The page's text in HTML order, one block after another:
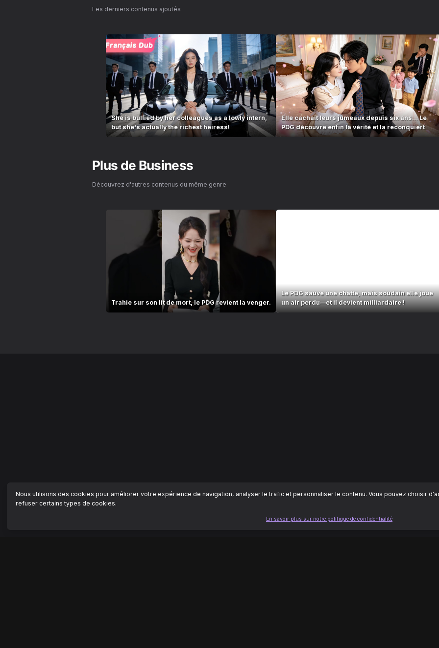
Les derniers contenus ajoutés
She is bullied by her colleagues as a lowly intern,
but she's actually the richest heiress!
Elle cachait leurs jumeaux depuis six ans… Le
PDG découvre enfin la vérité et la reconquiert
Plus de Business
Découvrez d'autres contenus du même genre
Trahie sur son lit de mort, le PDG revient la venger.
Le PDG sauve une chatte, mais soudain elle joue
un air perdu—et il devient milliardaire !
Nous utilisons des cookies pour améliorer votre expérience de navigation, analyser le trafic et personnaliser le contenu. Vous pouvez choisir
refuser certains types de cookies.
En savoir plus sur notre politique de confidentialité